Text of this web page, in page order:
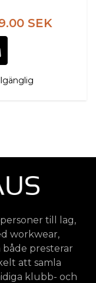
SEK
till lag,
workwear,
presterar
att samla
klubb- och